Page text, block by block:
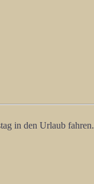
in den Urlaub fahren.